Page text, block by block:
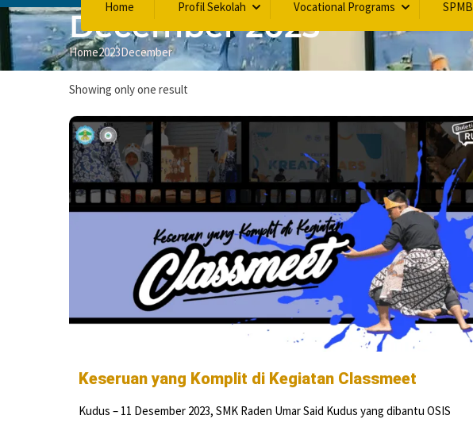
Home Profil Sekolah Vocational Programs SPMB
December 2023
Home2023December
Showing only one result
Keseruan yang Komplit di Kegiatan Classmeet
Kudus – 11 Desember 2023, SMK Raden Umar Said Kudus yang dibantu OSIS